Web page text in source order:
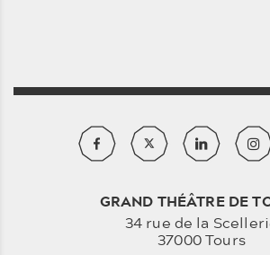
GRAND THÉÂTRE DE
34 rue de la
37000 Tours